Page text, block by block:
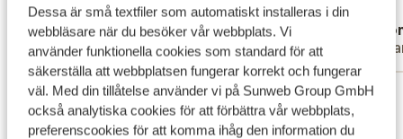
Dessa är små textfiler som automatiskt installeras i din
webbläsare när du besöker vår webbplats. Vi
använder funktionella cookies som standard för att
säkerställa att webbplatsen fungerar korrekt och fungerar
väl. Med din tillåtelse använder vi på Sunweb Group GmbH
också analytiska cookies för att förbättra vår webbplats,
preferenscookies för att komma ihåg den information du
we van genoten hebben. Mooie wellness en
alles heel netjes.
Översätt till svenska
Peggy Vansingel
Familj
Visa alla 92 omdömen
Läge